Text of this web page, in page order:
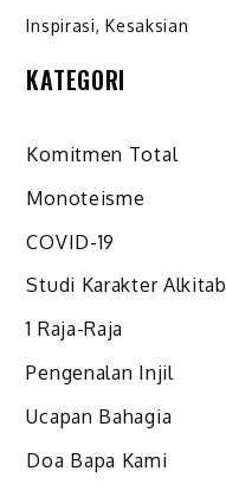
Inspirasi,Kesaksian
KATEGORI
Komitmen Total
Monoteisme
COVID-19
Studi Karakter Alkitab
1 Raja-Raja
Pengenalan Injil
Ucapan Bahagia
Doa Bapa Kami